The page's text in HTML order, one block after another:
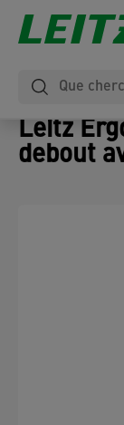
Leitz
debout